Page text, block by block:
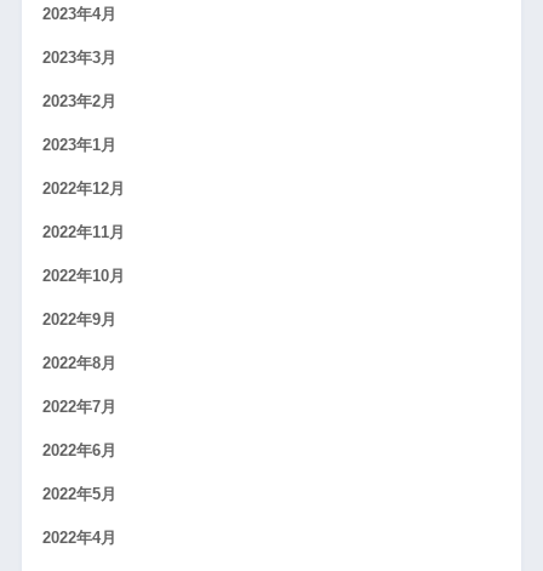
2023年4月
2023年3月
2023年2月
2023年1月
2022年12月
2022年11月
2022年10月
2022年9月
2022年8月
2022年7月
2022年6月
2022年5月
2022年4月